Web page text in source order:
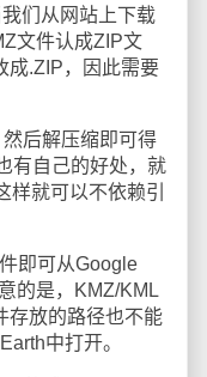
们从网站上下载
文件认成ZIP文
成.ZIP，因此需要
后解压缩即可得
有自己的好处，就
样就可以不依赖引
即可从Google
的是，KMZ/KML
存放的路径也不能
中打开。